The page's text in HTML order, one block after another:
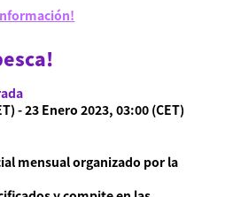
- 23 Enero 2023, 03:00 (CET)
mensual organizado por la